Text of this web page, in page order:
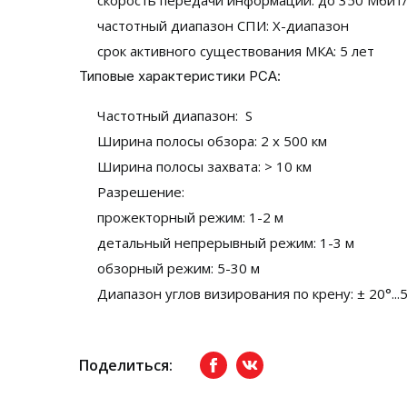
частотный диапазон СПИ: X-диапазон
срок активного существования МКА: 5 лет
Типовые характеристики РСА:
Частотный диапазон: S
Ширина полосы обзора: 2 х 500 км
Ширина полосы захвата: > 10 км
Разрешение:
прожекторный режим: 1-2 м
детальный непрерывный режим: 1-3 м
обзорный режим: 5-30 м
Диапазон углов визирования по крену: ±
Поделиться: FacebookвКонтакте